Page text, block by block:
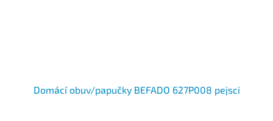
Domácí obuv/papučky BEFADO 627P008 pejsci